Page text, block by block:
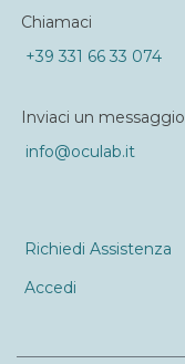
Chiamaci
+39 331 66 33 074
Inviaci un messaggio
info@oculab.it
Richiedi Assistenza
Accedi